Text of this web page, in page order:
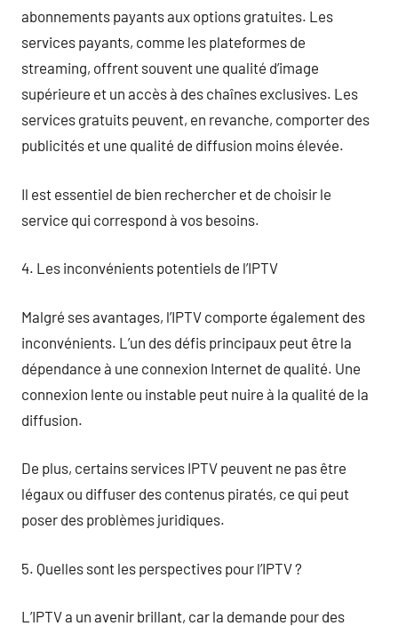
abonnements payants aux options gratuites. Les
services payants, comme les plateformes de
streaming, offrent souvent une qualité d’image
supérieure et un accès à des chaînes exclusives. Les
services gratuits peuvent, en revanche, comporter des
publicités et une qualité de diffusion moins élevée.
Il est essentiel de bien rechercher et de choisir le
service qui correspond à vos besoins.
4. Les inconvénients potentiels de l’IPTV
Malgré ses avantages, l’IPTV comporte également des
inconvénients. L’un des défis principaux peut être la
dépendance à une connexion Internet de qualité. Une
connexion lente ou instable peut nuire à la qualité de la
diffusion.
De plus, certains services IPTV peuvent ne pas être
légaux ou diffuser des contenus piratés, ce qui peut
poser des problèmes juridiques.
5. Quelles sont les perspectives pour l’IPTV ?
L’IPTV a un avenir brillant, car la demande pour des